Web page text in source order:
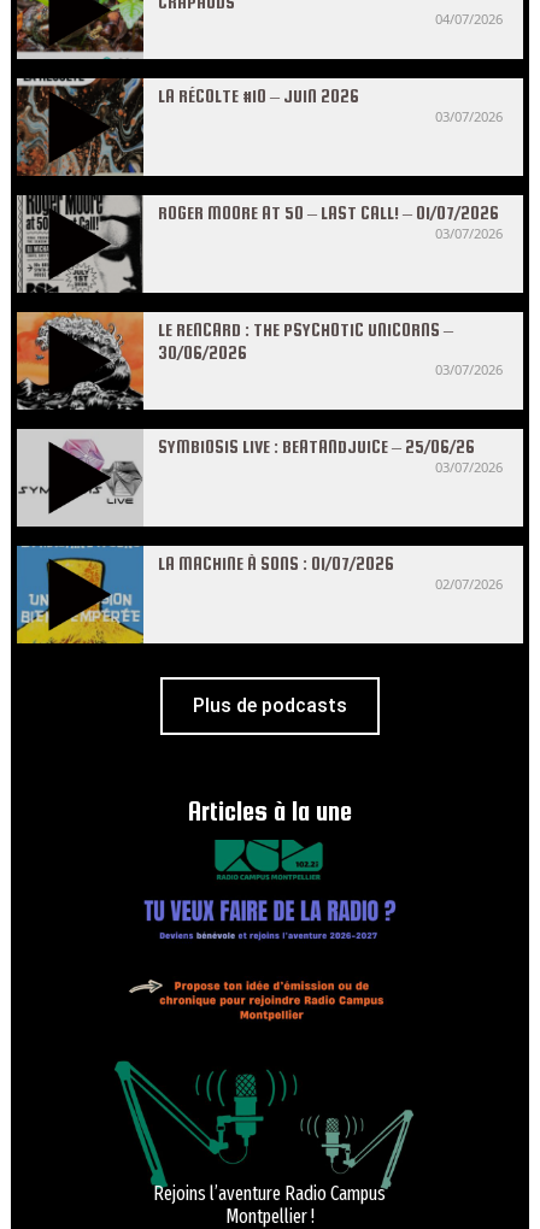
04/07/2026
LA RÉCOLTE #10 – JUIN 2026
03/07/2026
ROGER MOORE AT 50 – LAST CALL! – 01/07/2026
03/07/2026
LE RENCARD : THE PSYCHOTIC UNICORNS –
30/06/2026
03/07/2026
SYMBIOSIS LIVE : BEATANDJUICE – 25/06/26
03/07/2026
LA MACHINE À SONS : 01/07/2026
02/07/2026
Plus de podcasts
Articles à la une
Rejoins l’aventure Radio Campus
Montpellier !